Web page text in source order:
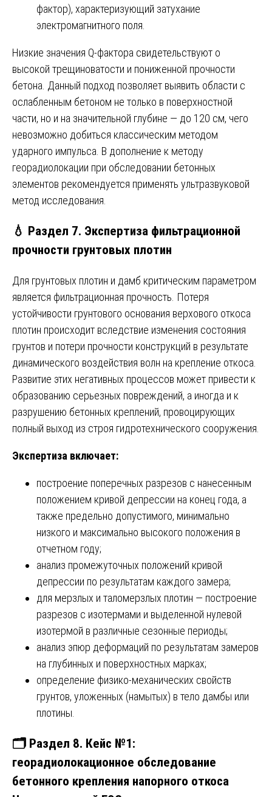
фактор), характеризующий затухание
электромагнитного поля.
Низкие значения Q-фактора свидетельствуют о
высокой трещиноватости и пониженной прочности
бетона. Данный подход позволяет выявить области с
ослабленным бетоном не только в поверхностной
части, но и на значительной глубине — до 120 см, чего
невозможно добиться классическим методом
ударного импульса. В дополнение к методу
георадиолокации при обследовании бетонных
элементов рекомендуется применять ультразвуковой
метод исследования.
💧 Раздел 7. Экспертиза фильтрационной
прочности грунтовых плотин
Для грунтовых плотин и дамб критическим параметром
является фильтрационная прочность. Потеря
устойчивости грунтового основания верхового откоса
плотин происходит вследствие изменения состояния
грунтов и потери прочности конструкций в результате
динамического воздействия волн на крепление откоса.
Развитие этих негативных процессов может привести к
образованию серьезных повреждений, а иногда и к
разрушению бетонных креплений, провоцирующих
полный выход из строя гидротехнического сооружения.
Экспертиза включает:
построение поперечных разрезов с нанесенным
положением кривой депрессии на конец года, а
также предельно допустимого, минимально
низкого и максимально высокого положения в
отчетном году;
анализ промежуточных положений кривой
депрессии по результатам каждого замера;
для мерзлых и таломерзлых плотин — построение
разрезов с изотермами и выделенной нулевой
изотермой в различные сезонные периоды;
анализ эпюр деформаций по результатам замеров
на глубинных и поверхностных марках;
определение физико-механических свойств
грунтов, уложенных (намытых) в тело дамбы или
плотины.
🗂️ Раздел 8. Кейс №1:
георадиолокационное обследование
бетонного крепления напорного откоса